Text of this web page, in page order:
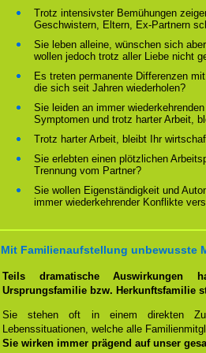
Trotz intensivster Bemühungen
Geschwistern, Eltern, Ex-Partnern
Sie leben alleine, wünschen sich
wollen jedoch trotz aller Liebe nicht
Es treten permanente Differenzen
die sich seit Jahren wiederholen?
Sie leiden an immer
Symptomen und trotz harter Arbeit,
Trotz harter Arbeit, bleibt Ihr
Sie erlebten einen plötzlichen
Trennung vom Partner?
Sie wollen Eigenständigkeit und
immer wiederkehrender Konflikte
Mit Familienaufstellung unbewusste
Teils dramatische Auswirkungen
Ursprungsfamilie bzw. Herkunftsfamilie
Sie stehen oft in einem direkten
Lebenssituationen, welche alle
Sie wirken immer prägend auf unser